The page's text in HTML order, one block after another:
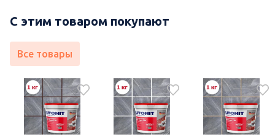
С этим товаром покупают
Все товары